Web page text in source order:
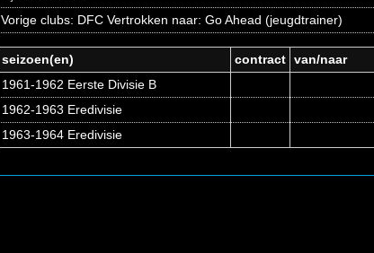
Vorige clubs: DFC Vertrokken naar: Go Ahead (jeugdtrainer)
seizoen(en) contract van/naar
1961-1962 Eerste Divisie B
1962-1963 Eredivisie
1963-1964 Eredivisie